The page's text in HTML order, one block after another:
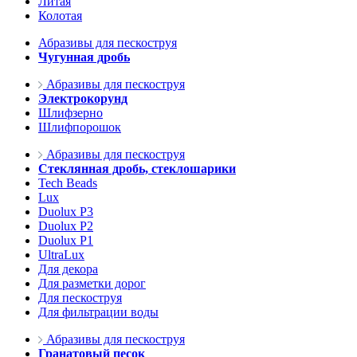
Колотая
Абразивы для пескоструя
Чугунная дробь
Абразивы для пескоструя
Электрокорунд
Шлифзерно
Шлифпорошок
Абразивы для пескоструя
Стеклянная дробь, стеклошарики
Tech Beads
Lux
Duolux P3
Duolux P2
Duolux P1
UltraLux
Для декора
Для разметки дорог
Для пескоструя
Для фильтрации воды
Абразивы для пескоструя
Гранатовый песок